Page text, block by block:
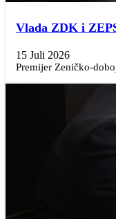
Vlada ZDK i
15 Juli 2026
Premijer Zeničko-